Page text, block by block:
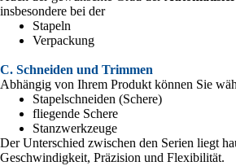
insbesondere bei der
Stapeln
Verpackung
C. Schneiden und Trimmen
Abhängig von Ihrem Produkt können Sie
Stapelschneiden (Schere)
fliegende Schere
Stanzwerkzeuge
Der Unterschied zwischen den Serien liegt
Geschwindigkeit, Präzision und Flexibilität.